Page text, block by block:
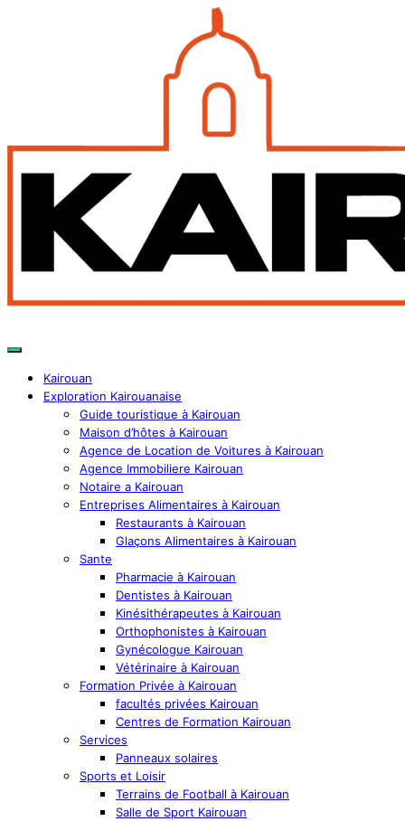
Kairouan
Exploration Kairouanaise
Guide touristique à Kairouan
Maison d’hôtes à Kairouan
Agence de Location de Voitures à Kairouan
Agence Immobiliere Kairouan
Notaire a Kairouan
Entreprises Alimentaires à Kairouan
Restaurants à Kairouan
Glaçons Alimentaires à Kairouan
Sante
Pharmacie à Kairouan
Dentistes à Kairouan
Kinésithérapeutes à Kairouan
Orthophonistes à Kairouan
Gynécologue Kairouan
Vétérinaire à Kairouan
Formation Privée à Kairouan
facultés privées Kairouan
Centres de Formation Kairouan
Services
Panneaux solaires
Sports et Loisir
Terrains de Football à Kairouan
Salle de Sport Kairouan